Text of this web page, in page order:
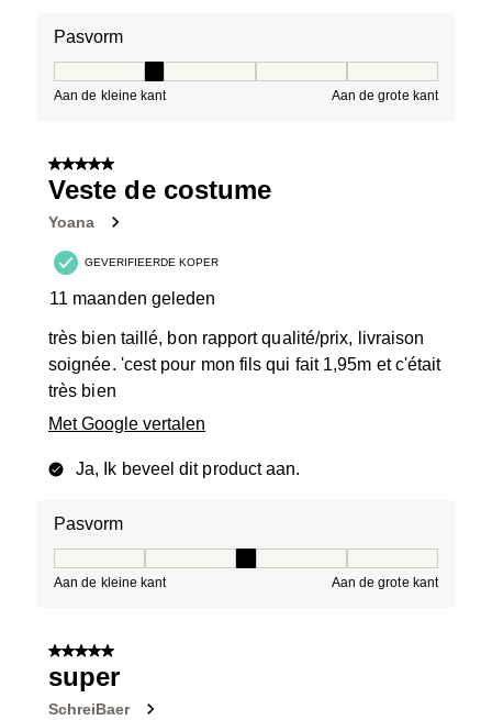
Pasvorm
Aan de kleine kant Aan de grote kant
5 van 5 sterren.
Veste de costume
Yoana
GEVERIFIEERDE KOPER
11 maanden geleden
très bien taillé, bon rapport qualité/prix, livraison
soignée. 'cest pour mon fils qui fait 1,95m et c'était
très bien
Met Google vertalen
Ja, Ik beveel dit product aan.
Pasvorm
Aan de kleine kant Aan de grote kant
5 van 5 sterren.
super
SchreiBaer